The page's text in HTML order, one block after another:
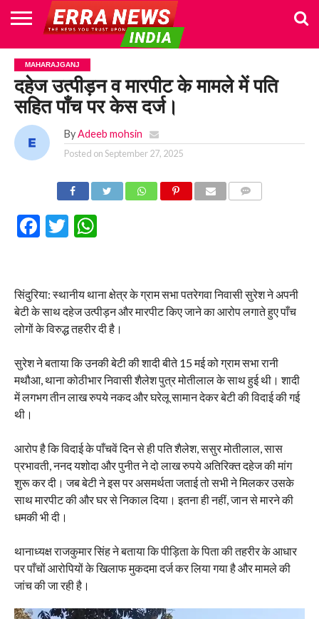
HOME
POLITICS
NEWS
BUSINESS
CULTURE
NATIONAL
SPORTS
LIFESTYLE
TRAVEL
OPINION
BREAKING
NEWS
ENTERTAINMENT
WORLD
CRIME
JOIN
US
MAHARAJGANJ
दहेज उत्पीड़न व मारपीट के मामले में पति
सहित पाँच पर केस दर्ज।
By Adeeb mohsin
Posted onSeptember 27, 2025
Facebook
Twitter
WhatsApp
सिंदुरिया: स्थानीय थाना क्षेत्र के ग्राम सभा पतरेगवा निवासी सुरेश ने अपनी
बेटी के साथ दहेज उत्पीड़न और मारपीट किए जाने का आरोप लगाते हुए पाँच
लोगों के विरुद्ध तहरीर दी है।
सुरेश ने बताया कि उनकी बेटी की शादी बीते 15 मई को ग्राम सभा रानी
मथौआ, थाना कोठीभार निवासी शैलेश पुत्र मोतीलाल के साथ हुई थी। शादी
में लगभग तीन लाख रुपये नकद और घरेलू सामान देकर बेटी की विदाई की गई
थी।
आरोप है कि विदाई के पाँचवें दिन से ही पति शैलेश, ससुर मोतीलाल, सास
प्रभावती, ननद यशोदा और पुनीत ने दो लाख रुपये अतिरिक्त दहेज की मांग
शुरू कर दी। जब बेटी ने इस पर असमर्थता जताई तो सभी ने मिलकर उसके
साथ मारपीट की और घर से निकाल दिया। इतना ही नहीं, जान से मारने की
धमकी भी दी।
थानाध्यक्ष राजकुमार सिंह ने बताया कि पीड़िता के पिता की तहरीर के आधार
पर पाँचों आरोपियों के खिलाफ मुकदमा दर्ज कर लिया गया है और मामले की
जांच की जा रही है।